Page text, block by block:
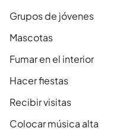
Grupos de jóvenes
Mascotas
Fumar en el interior
Hacer fiestas
Recibir visitas
Colocar música alta